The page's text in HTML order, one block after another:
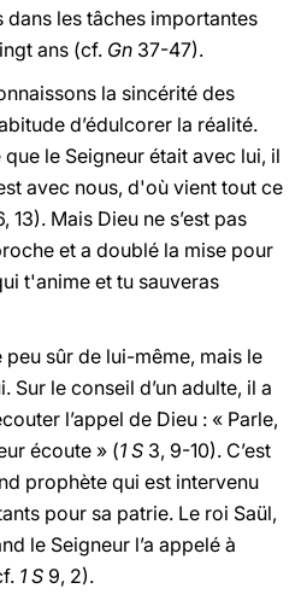
dans les tâches importantes
ans (cf. Gn 37-47).
la sincérité des
d’édulcorer la réalité.
le Seigneur était avec lui, il
avec nous, d'où vient tout ce
13). Mais Dieu ne s’est pas
et a doublé la mise pour
t'anime et tu sauveras
peu sûr de lui-même, mais le
Sur le conseil d’un adulte, il a
l’appel de Dieu : « Parle,
écoute » (1 S 3, 9-10). C’est
prophète qui est intervenu
pour sa patrie. Le roi Saül,
le Seigneur l’a appelé à
1 S 9, 2).